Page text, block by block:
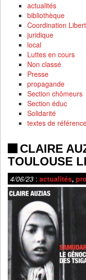
actualités
bibliothèque
Coordination
juridique
local
Luttes en cours
Non classé
Presse
propagande
Section chômeurs
Section éduc
Solidarité
textes de
CLAIRE
TOULOUSE
4/06/23 : actualités,